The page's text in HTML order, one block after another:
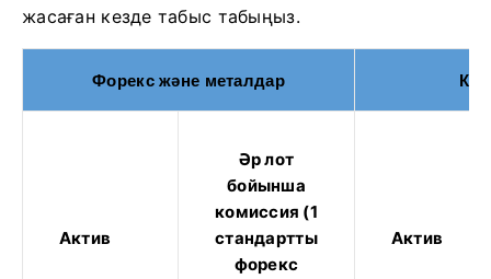
жасаған кезде табыс табыңыз.
Форекс және металдар
Актив
Әр лот
бойынша
комиссия (1
стандартты
форекс
Актив